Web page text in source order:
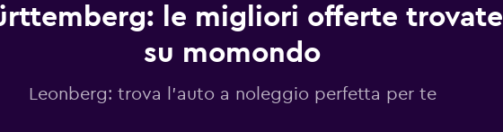
displaying
values.
300.
le migliori offerte trovate
su momondo
Leonberg: trova l'auto a noleggio perfetta per te